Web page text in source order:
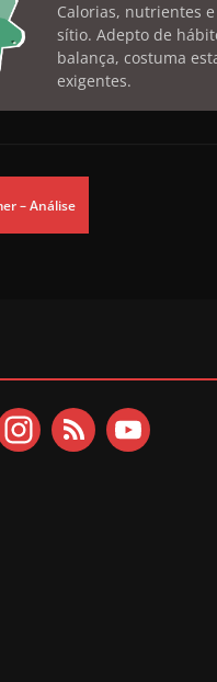
Calorias, nutrientes
sítio. Adepto de
balança, costuma
exigentes.
– Análise